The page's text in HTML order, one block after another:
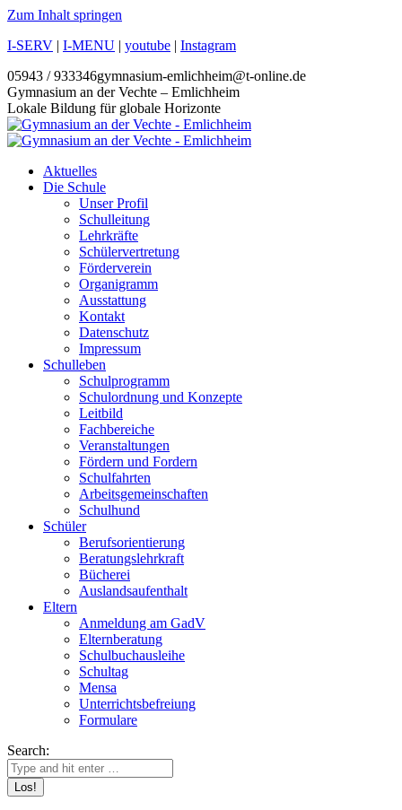
Zum Inhalt springen
I-SERV | I-MENU | youtube | Instagram
05943 / 933346gymnasium-emlichheim@t-online.de
Gymnasium an der Vechte – Emlichheim
Lokale Bildung für globale Horizonte
Aktuelles
Die Schule
Unser Profil
Schulleitung
Lehrkräfte
Schülervertretung
Förderverein
Organigramm
Ausstattung
Kontakt
Datenschutz
Impressum
Schulleben
Schulprogramm
Schulordnung und Konzepte
Leitbild
Fachbereiche
Veranstaltungen
Fördern und Fordern
Schulfahrten
Arbeitsgemeinschaften
Schulhund
Schüler
Berufsorientierung
Beratungslehrkraft
Bücherei
Auslandsaufenthalt
Eltern
Anmeldung am GadV
Elternberatung
Schulbuchausleihe
Schultag
Mensa
Unterrichtsbefreiung
Formulare
Search: